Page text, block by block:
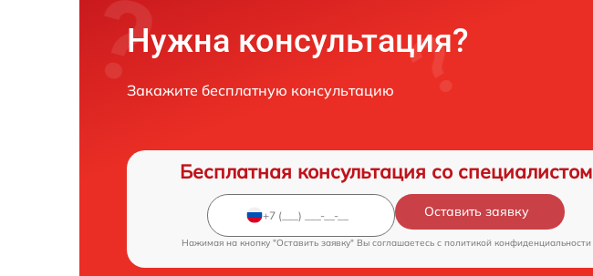
Нужна консультация?
Закажите бесплатную консультацию
Бесплатная консультация со специалистом
Оставить заявку
Нажимая на кнопку "Оставить заявку" Вы соглашаетесь c политикой конфиденциальности